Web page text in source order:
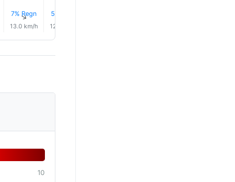
7% Regn
↑
13.0 km/h
5% Regn
12.0 km/h
10